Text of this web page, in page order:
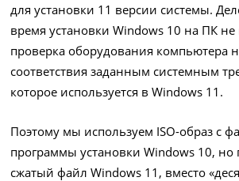
для установки 11 версии системы.
время установки Windows 10 на ПК не
проверка оборудования компьютера
соответствия заданным системным
которое используется в Windows 11.
Поэтому мы используем ISO-образ с
программы установки Windows 10, но
сжатый файл Windows 11, вместо